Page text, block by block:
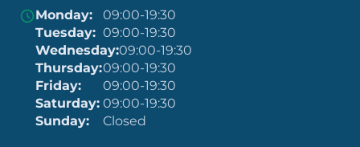
Monday:
09:00-19:30
Tuesday: 09:00-19:30
Wednesday:09:00-19:30
Thursday:09:00-19:30
Friday:
09:00-19:30
Saturday: 09:00-19:30
Sunday:
Closed